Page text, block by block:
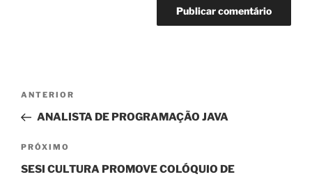
Navegação
Post
Post
anterior
ANTERIOR
ANALISTA DE PROGRAMAÇÃO JAVA
Próximo
post
PRÓXIMO
SESI CULTURA PROMOVE COLÓQUIO DE